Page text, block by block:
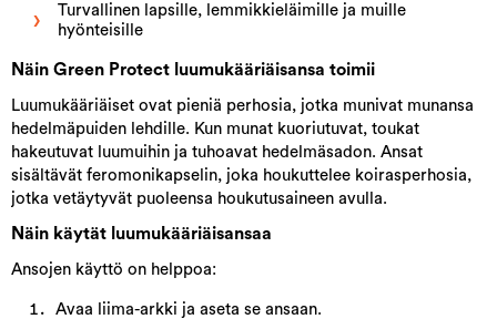
Turvallinen lapsille, lemmikkieläimille ja muille
hyönteisille
Näin Green Protect luumukääriäisansa toimii
Luumukääriäiset ovat pieniä perhosia, jotka munivat munansa
hedelmäpuiden lehdille. Kun munat kuoriutuvat, toukat
hakeutuvat luumuihin ja tuhoavat hedelmäsadon. Ansat
sisältävät feromonikapselin, joka houkuttelee koirasperhosia,
jotka vetäytyvät puoleensa houkutusaineen avulla.
Näin käytät luumukääriäisansaa
Ansojen käyttö on helppoa:
Avaa liima-arkki ja aseta se ansaan.